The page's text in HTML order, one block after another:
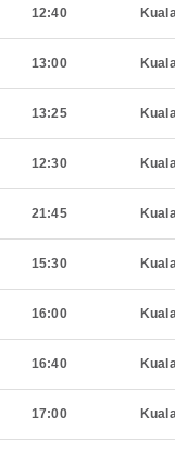
12:40
13:00
13:25
12:30
21:45
15:30
16:00
16:40
17:00